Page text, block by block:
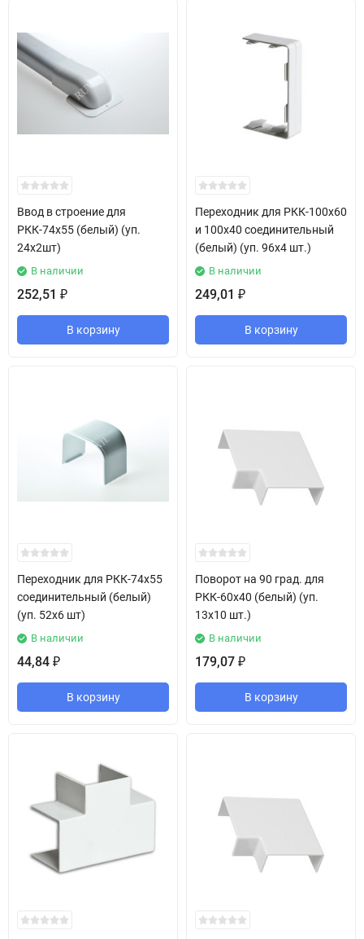
Ввод в строение для
РКК-74х55 (белый) (уп.
24х2шт)
В наличии
252,51 ₽
В корзину
Переходник для РКК-100х60
и 100х40 соединительный
(белый) (уп. 96х4 шт.)
В наличии
249,01 ₽
В корзину
Переходник для РКК-74х55
соединительный (белый)
(уп. 52х6 шт)
В наличии
44,84 ₽
В корзину
Поворот на 90 град. для
РКК-60х40 (белый) (уп.
13х10 шт.)
В наличии
179,07 ₽
В корзину